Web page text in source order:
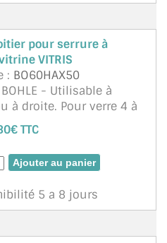
pour serrure à
VITRIS
: BO60HAX50
- Utilisable à
à droite. Pour verre 4 à
Chromé mat. Pour aller
BO60HAX56
TTC
5 a 8 jours